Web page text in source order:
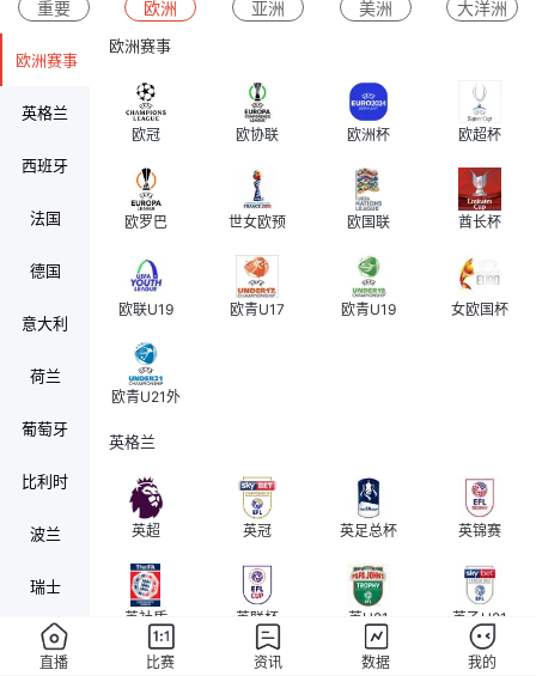
重要 欧洲 亚洲 美洲 大洋洲
欧洲赛事
英格兰
西班牙
法国
德国
意大利
荷兰
葡萄牙
比利时
波兰
瑞士
奥地利
欧洲赛事
欧冠 欧协联 欧洲杯 欧超杯
欧罗巴 世女欧预 欧国联 酋长杯
欧联U19 欧青U17 欧青U19 女欧国杯
欧青U21外
英格兰
英超 英冠 英足总杯 英锦赛
英社盾 英联杯 英U21 英乙U21
直播 比赛 资讯 数据 我的